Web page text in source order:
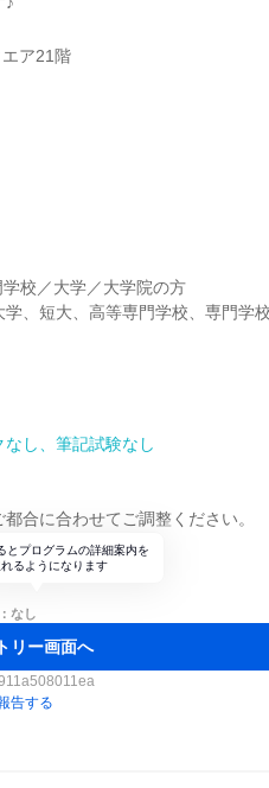
ア21階
校／大学／大学院の方
、短大、高等専門学校、専門学校
し、筆記試験なし
合に合わせてご調整ください。
とプログラムの詳細案内を
るようになります
なし
リー画面へ
告する